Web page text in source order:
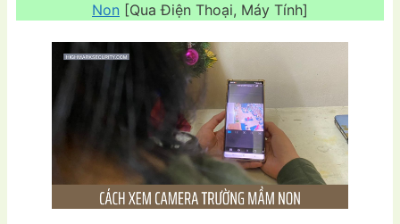
Non [Qua Điện Thoại, Máy Tính]